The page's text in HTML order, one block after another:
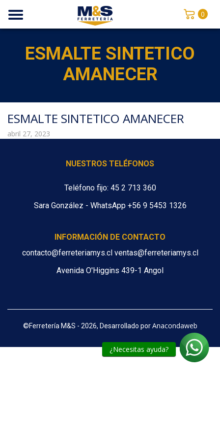
¿Necesitas ayuda?
0
ESMALTE SINTETICO
AMANECER
ESMALTE SINTETICO AMANECER
abril 27, 2023
NUESTROS TELÉFONOS
Teléfono fijo: 45 2 713 360
Sara González - WhatsApp +56 9 5453 1326
INFORMACIÓN DE CONTACTO
contacto@ferreteriamys.cl ventas@ferreteriamys.cl
Avenida O'Higgins 439-1 Angol
©Ferretería M&S - 2026, Desarrollado por Anacondaweb